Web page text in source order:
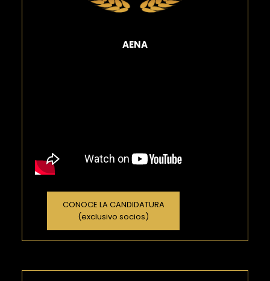
AENA
CONOCE LA CANDIDATURA
(exclusivo socios)